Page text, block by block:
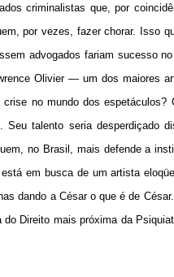
criminalistas que, por
por vezes, fazer chorar. Isso
advogados fariam sucesso
Olivier — um dos maiores
no mundo dos espetáculos?
talento seria desperdiçado
no Brasil, mais defende a
em busca de um artista
dando a César o que é de
Direito mais próxima da